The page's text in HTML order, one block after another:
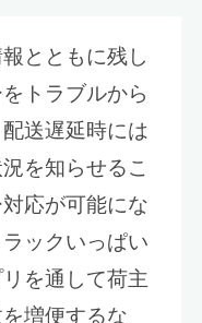
とともに残し
トラブルから
送遅延時には
を知らせるこ
応が可能にな
ックいっぱい
を通して荷主
増便するな